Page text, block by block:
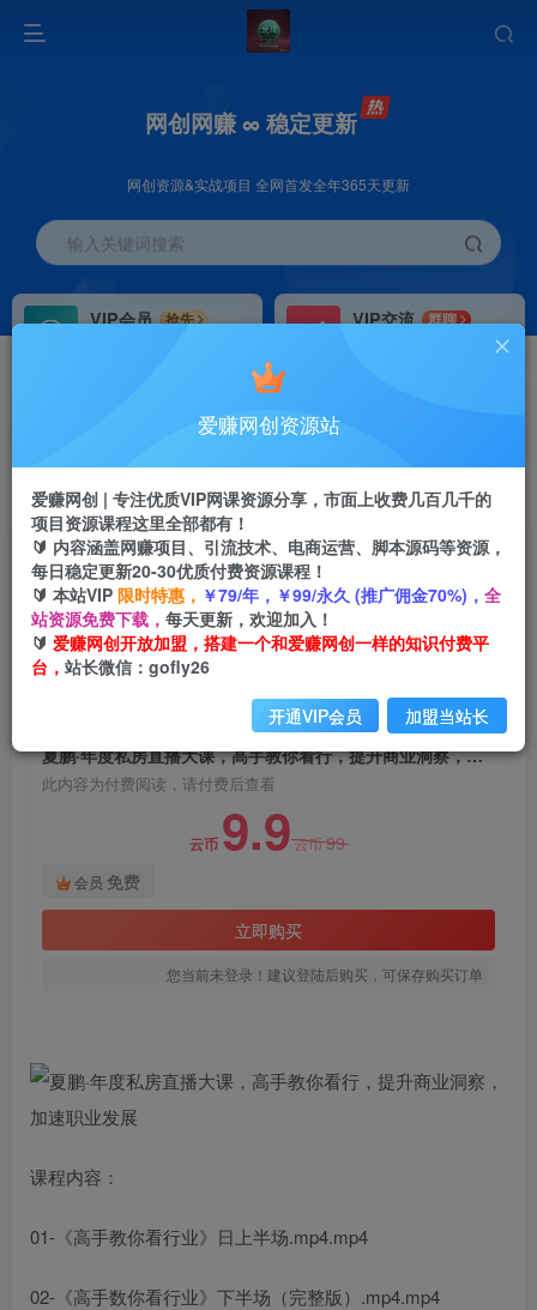
网创网赚 ∞ 稳定更新
网创资源&实战项目 全网首发全年365天更新
输入关键词搜索
VIP会员
抢先
VIP交流
群聊
研究探讨更多创业项目路子。
会员专属推广链接
首页 创业课程 会员免费 正文
夏鹏·年度私房直播大课，高手教你看行，提升商
业洞察，加速职业发展
爱赚网创
2年前发布
关注 私信
夏鹏·年度私房直播大课，高手教你看行，提升商业洞察，加速职业发展
此内容为付费阅读，请付费后查看
云币 9.9云币99
会员 免费
立即购买
您当前未登录！建议登陆后购买，可保存购买订单
课程内容：
01-《高手教你看行业》日上半场.mp4.mp4
02-《高手数你看行业》下半场（完整版）.mp4.mp4
爱赚网创资源站
爱赚网创 | 专注优质VIP网课资源分享，市面上收费几百几千的
项目资源课程这里全部都有！
🔰 内容涵盖网赚项目、引流技术、电商运营、脚本源码等资源，
每日稳定更新20-30优质付费资源课程！
🔰 本站VIP 限时特惠， ￥79/年，￥99/永久 (推广佣金70%)， 全
站资源免费下载， 每天更新，欢迎加入！
🔰 爱赚网创开放加盟，搭建一个和爱赚网创一样的知识付费平
台， 站长微信：gofly26
开通VIP会员 加盟当站长